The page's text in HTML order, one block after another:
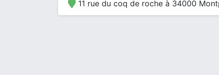
11 rue du coq de roche à 34000